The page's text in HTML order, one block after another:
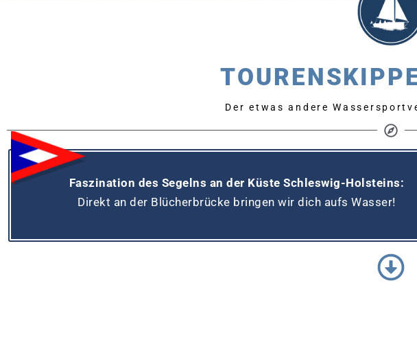
Der etwas andere
Faszination des Segelns an der Küste Schleswig-Holsteins:
Direkt an der Blücherbrücke bringen wir dich aufs Wasser!